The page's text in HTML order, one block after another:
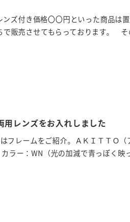
ズ付き価格〇〇円といった商品は
で販売させてもらっております。
レンズをお入れしました
フレームをご紹介。ＡＫＩＴＴＯ（
ラー：WN（光の加減で青っぽく映